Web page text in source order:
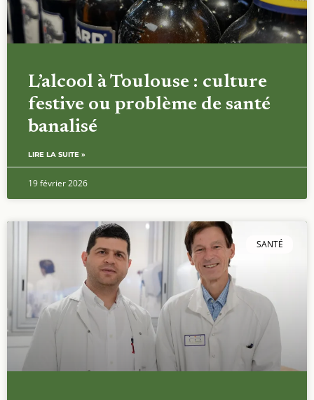
L’alcool à Toulouse : culture
festive ou problème de santé
banalisé
LIRE LA SUITE »
19 février 2026
SANTÉ